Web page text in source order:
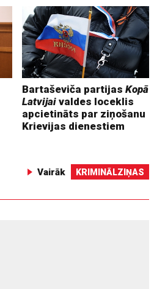
Bartaševiča partijasKopā
Latvijai valdes loceklis
apcietināts par ziņošanu
Krievijas dienestiem
Vairāk KRIMINĀLZIŅAS